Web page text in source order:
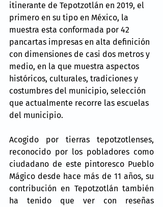
itinerante de Tepotzotlán en 2019, el
primero en su tipo en México, la
muestra esta conformada por 42
pancartas impresas en alta definición
con dimensiones de casi dos metros y
medio, en la que muestra aspectos
históricos, culturales, tradiciones y
costumbres del municipio, selección
que actualmente recorre las escuelas
del municipio.
Acogido por tierras tepotzotlenses,
reconocido por los pobladores como
ciudadano de este pintoresco Pueblo
Mágico desde hace más de 11 años, su
contribución en Tepotzotlán también
ha tenido que ver con reseñas